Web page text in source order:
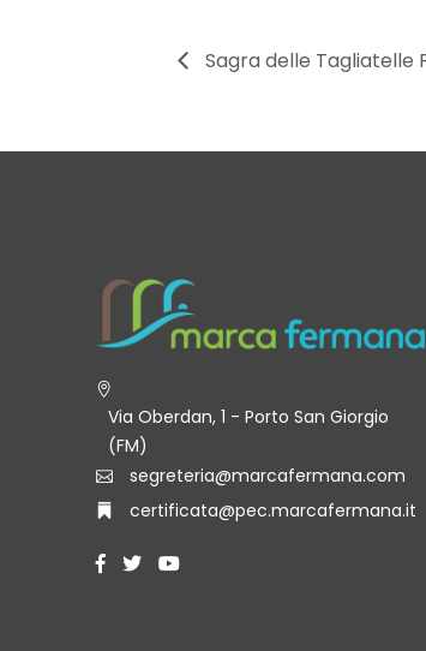
Sagra delle Tagliatelle
Via Oberdan, 1 - Porto San Giorgio
(FM)
segreteria@marcafermana.com
certificata@pec.marcafermana.it